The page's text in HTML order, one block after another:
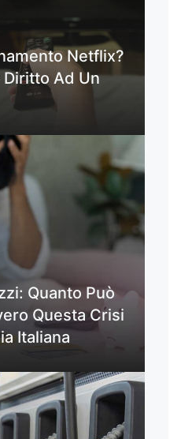
Netflix?
Ad Un
Quanto Può
Questa Crisi
Italiana